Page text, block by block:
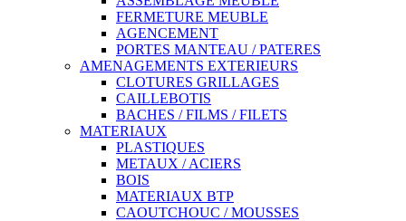
FERMETURE MEUBLE
AGENCEMENT
PORTES MANTEAU / PATERES
AMENAGEMENTS EXTERIEURS
CLOTURES GRILLAGES
CAILLEBOTIS
BACHES / FILMS / FILETS
MATERIAUX
PLASTIQUES
METAUX / ACIERS
BOIS
MATERIAUX BTP
CAOUTCHOUC / MOUSSES